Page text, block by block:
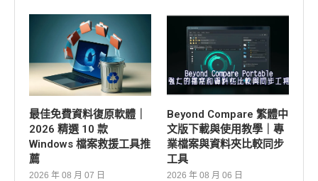
最佳免費資料復原軟體｜
2026 精選 10 款
Windows 檔案救援工具推
薦
2026 年 08 月 07 日
Beyond Compare 繁體中
文版下載與使用教學｜專
業檔案與資料夾比較同步
工具
2026 年 08 月 06 日